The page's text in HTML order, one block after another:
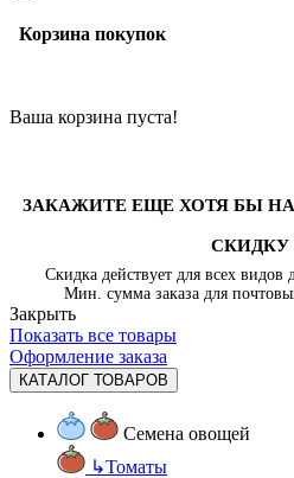
Корзина покупок
Ваша корзина пуста!
ЗАКАЖИТЕ ЕЩЕ ХОТЯ БЫ НА
СКИДКУ
Скидка действует для всех видов
Мин. сумма заказа для
Закрыть
Показать все товары
Оформление заказа
КАТАЛОГ ТОВАРОВ
Семена овощей
↳Томаты